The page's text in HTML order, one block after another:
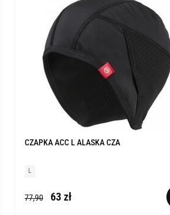
CZAPKA ACC L ALASKA CZA
L
77,90 63 zł